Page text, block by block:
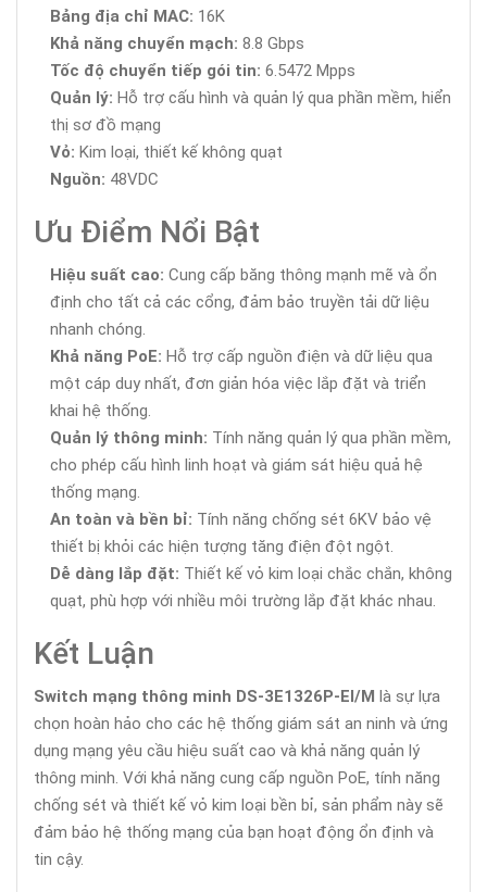
Bảng địa chỉ MAC: 16K
Khả năng chuyển mạch: 8.8 Gbps
Tốc độ chuyển tiếp gói tin: 6.5472 Mpps
Quản lý: Hỗ trợ cấu hình và quản lý qua phần mềm, hiển
thị sơ đồ mạng
Vỏ: Kim loại, thiết kế không quạt
Nguồn: 48VDC
Ưu Điểm Nổi Bật
Hiệu suất cao: Cung cấp băng thông mạnh mẽ và ổn
định cho tất cả các cổng, đảm bảo truyền tải dữ liệu
nhanh chóng.
Khả năng PoE: Hỗ trợ cấp nguồn điện và dữ liệu qua
một cáp duy nhất, đơn giản hóa việc lắp đặt và triển
khai hệ thống.
Quản lý thông minh: Tính năng quản lý qua phần mềm,
cho phép cấu hình linh hoạt và giám sát hiệu quả hệ
thống mạng.
An toàn và bền bỉ: Tính năng chống sét 6KV bảo vệ
thiết bị khỏi các hiện tượng tăng điện đột ngột.
Dễ dàng lắp đặt: Thiết kế vỏ kim loại chắc chắn, không
quạt, phù hợp với nhiều môi trường lắp đặt khác nhau.
Kết Luận
Switch mạng thông minh DS-3E1326P-EI/M là sự lựa
chọn hoàn hảo cho các hệ thống giám sát an ninh và ứng
dụng mạng yêu cầu hiệu suất cao và khả năng quản lý
thông minh. Với khả năng cung cấp nguồn PoE, tính năng
chống sét và thiết kế vỏ kim loại bền bỉ, sản phẩm này sẽ
đảm bảo hệ thống mạng của bạn hoạt động ổn định và
tin cậy.